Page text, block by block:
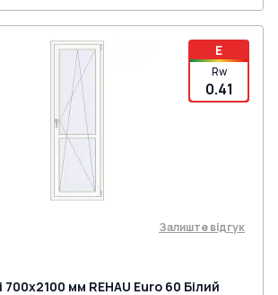
E
Rw
0.41
Залиште відгук
700x2100 мм REHAU Euro 60 Білий